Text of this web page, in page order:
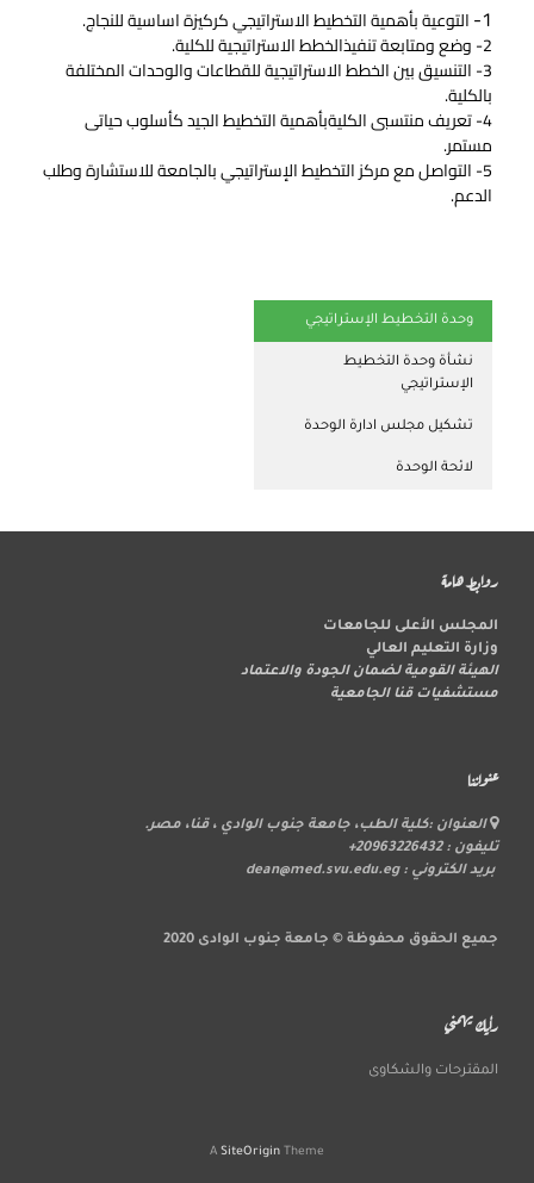
1- التوعية بأهمية التخطيط الاستراتيجي كركيزة اساسية للنجاج.
2- وضع ومتابعة تنفيذالخطط الاستراتيجية للكلية.
3- التنسيق بين الخطط الاستراتيجية للقطاعات والوحدات المختلفة
بالكلية.
4- تعريف منتسبى الكليةبأهمية التخطيط الجيد كأسلوب حياتى
مستمر.
5- التواصل مع مركز التخطيط الإستراتيجي بالجامعة للاستشارة وطلب
الدعم.
وحدة التخطيط الإستراتيجي
نشأة وحدة التخطيط
الإستراتيجي
تشكيل مجلس ادارة الوحدة
لائحة الوحدة
روابط هامة
المجلس الأعلى للجامعات
وزارة التعليم العالي
الهيئة القومية لضمان الجودة والاعتماد
مستشفيات قنا الجامعية
عنواننا
العنوان :كلية الطب، جامعة جنوب الوادي ، قنا، مصر.
تليفون : 20963226432+
بريد الكتروني : dean@med.svu.edu.eg
جميع الحقوق محفوظة © جامعة جنوب الوادى 2020
رأيك يهمني
المقترحات والشكاوى
A SiteOrigin Theme